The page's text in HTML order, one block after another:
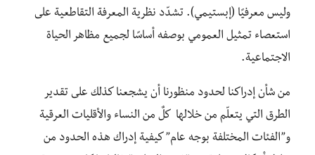
وليس معرفيًا (إبستيمي). تشدّد نظرية المعرفة التقاطعية على
استعصاء تمثيل العمومي بوصفه أساسًا لجميع مظاهر الحياة
الاجتماعية.
من شأن إدراكنا لحدود منظورنا أن يشجعنا كذلك على تقدير
الطرق التي يتعلّم من خلالها كلٌ من النساء والأقليات العرقية
و”الفئات المختلفة بوجه عام” كيفية إدراك هذه الحدود من